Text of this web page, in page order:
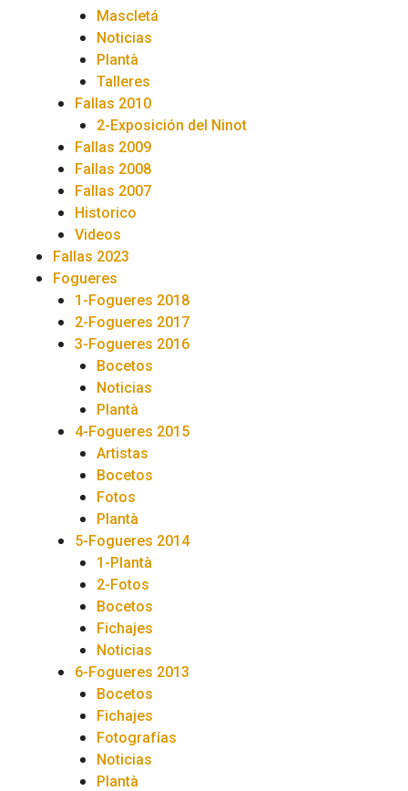
Mascletá
Noticias
Plantà
Talleres
Fallas 2010
2-Exposición del Ninot
Fallas 2009
Fallas 2008
Fallas 2007
Historico
Videos
Fallas 2023
Fogueres
1-Fogueres 2018
2-Fogueres 2017
3-Fogueres 2016
Bocetos
Noticias
Plantà
4-Fogueres 2015
Artistas
Bocetos
Fotos
Plantà
5-Fogueres 2014
1-Plantà
2-Fotos
Bocetos
Fichajes
Noticias
6-Fogueres 2013
Bocetos
Fichajes
Fotografías
Noticias
Plantà